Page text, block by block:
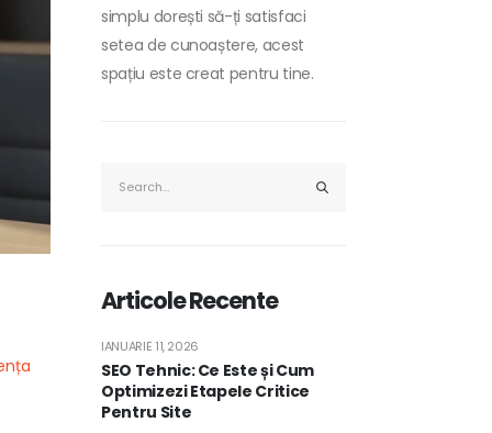
simplu dorești să-ți satisfaci
setea de cunoaștere, acest
spațiu este creat pentru tine.
Articole Recente
SEO Tehnic: Ce Este și Cum
Optimizezi Etapele Critice
Pentru Site
IANUARIE 11, 2026